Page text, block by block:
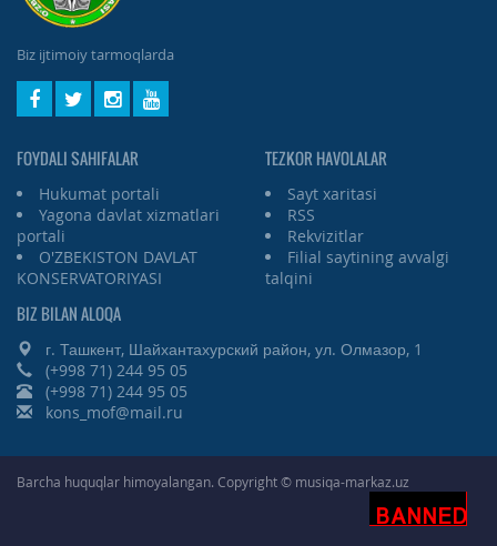
Biz ijtimoiy tarmoqlarda
FOYDALI SAHIFALAR
Hukumat portali
Yagona davlat xizmatlari
portali
O'ZBEKISTON DAVLAT
KONSERVATORIYASI
TEZKOR HAVOLALAR
Sayt xaritasi
RSS
Rekvizitlar
Filial saytining avvalgi
talqini
BIZ BILAN ALOQA
г. Ташкент, Шайхантахурский район, ул. Олмазор, 1
(+998 71) 244 95 05
(+998 71) 244 95 05
kons_mof@mail.ru
Barcha huquqlar himoyalangan. Copyright © musiqa-markaz.uz